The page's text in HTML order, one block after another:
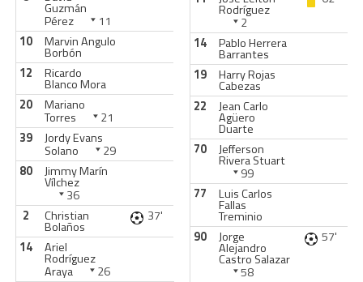
Guzmán
Pérez
11
10
Marvin Angulo
Borbón
12
Ricardo
Blanco Mora
20
Mariano
Torres
21
39
Jordy Evans
Solano
29
80
Jimmy Marín
Vílchez
36
2
Christian
Bolaños
37'
14
Ariel
Rodríguez
Araya
26
Rodríguez
2
14 Pablo Herrera
Barrantes
19
Harry Rojas
Cabezas
22
Jean Carlo
Agüero
Duarte
70
Jefferson
Rivera Stuart
99
77
Luis Carlos
Fallas
Treminio
90
Jorge
Alejandro
Castro Salazar
58
57'